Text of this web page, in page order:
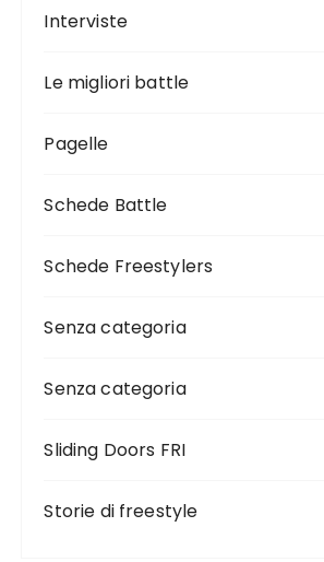
Interviste
Le migliori battle
Pagelle
Schede Battle
Schede Freestylers
Senza categoria
Senza categoria
Sliding Doors FRI
Storie di freestyle